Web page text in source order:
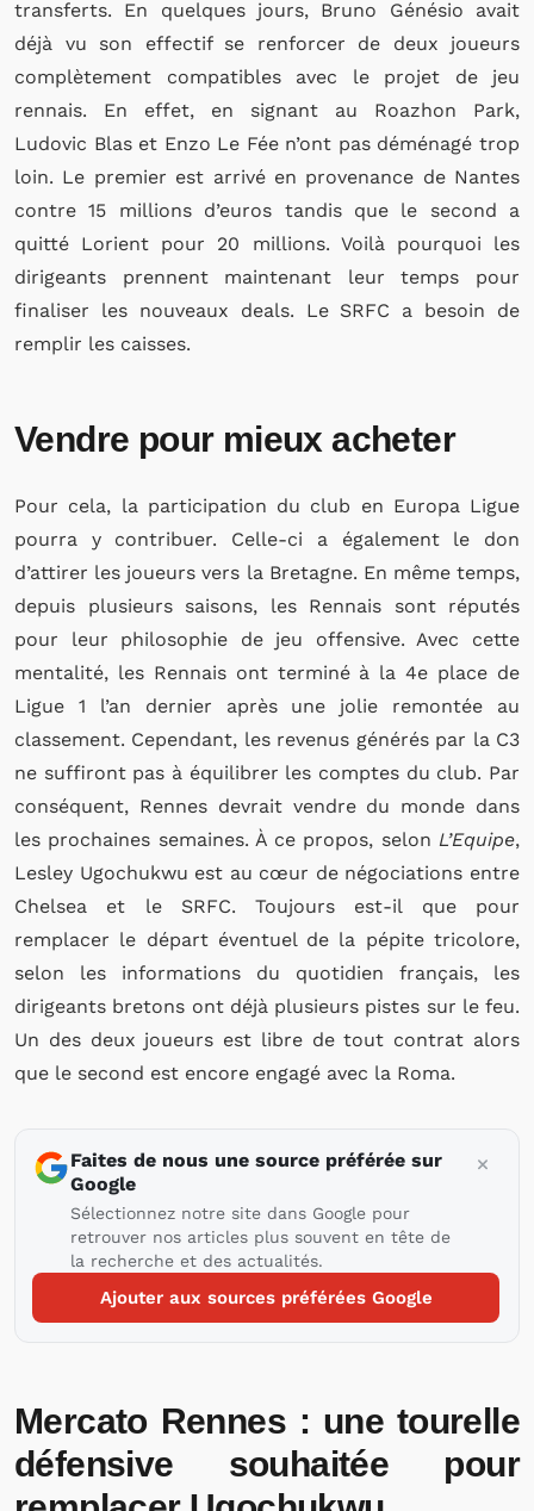
transferts. En quelques jours, Bruno Génésio avait
déjà vu son effectif se renforcer de deux joueurs
complètement compatibles avec le projet de jeu
rennais. En effet, en signant au Roazhon Park,
Ludovic Blas et Enzo Le Fée n’ont pas déménagé trop
loin. Le premier est arrivé en provenance de Nantes
contre 15 millions d’euros tandis que le second a
quitté Lorient pour 20 millions. Voilà pourquoi les
dirigeants prennent maintenant leur temps pour
finaliser les nouveaux deals. Le SRFC a besoin de
remplir les caisses.
Vendre pour mieux acheter
Pour cela, la participation du club en Europa Ligue
pourra y contribuer. Celle-ci a également le don
d’attirer les joueurs vers la Bretagne. En même temps,
depuis plusieurs saisons, les Rennais sont réputés
pour leur philosophie de jeu offensive. Avec cette
mentalité, les Rennais ont terminé à la 4e place de
Ligue 1 l’an dernier après une jolie remontée au
classement. Cependant, les revenus générés par la C3
ne suffiront pas à équilibrer les comptes du club. Par
conséquent, Rennes devrait vendre du monde dans
les prochaines semaines. À ce propos, selon L’Equipe,
Lesley Ugochukwu est au cœur de négociations entre
Chelsea et le SRFC. Toujours est-il que pour
remplacer le départ éventuel de la pépite tricolore,
selon les informations du quotidien français, les
dirigeants bretons ont déjà plusieurs pistes sur le feu.
Un des deux joueurs est libre de tout contrat alors
que le second est encore engagé avec la Roma.
Faites de nous une source préférée sur
Google
Sélectionnez notre site dans Google pour
retrouver nos articles plus souvent en tête de
la recherche et des actualités.
Ajouter aux sources préférées Google
Mercato Rennes : une tourelle
défensive souhaitée pour